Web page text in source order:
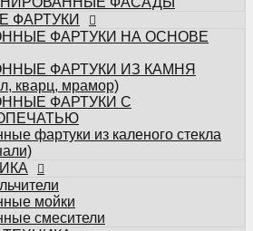
поверхности
шкафы
машины
машины
и морозильные камеры
винные
печи
СИСТЕМЫ
РУЧКИ
- РУЧКИ
ФАРТУКИ
ФАРТУКИ НА ОСНОВЕ
ФАРТУКИ ИЗ КАМНЯ
кварц, мрамор)
ФАРТУКИ С
фартуки из каленого стекла
мойки
смесители